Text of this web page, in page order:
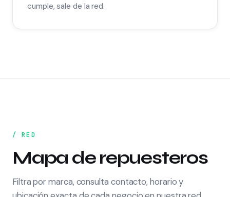
cumple, sale de la red.
/ RED
Mapa de repuesteros
Filtra por marca, consulta contacto, horario y